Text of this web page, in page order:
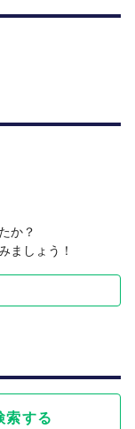
か？
ましょう！
索する